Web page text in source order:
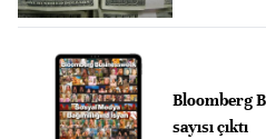
Bloomberg
sayısı çıktı